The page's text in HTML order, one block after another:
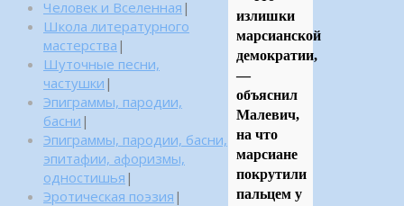
излишки
марсианской
демократии,
—
объяснил
Малевич,
на что
марсиане
покрутили
пальцем у
Человек и Вселенная |
Школа литературного
мастерства |
Шуточные песни,
частушки |
Эпиграммы, пародии,
басни |
Эпиграммы, пародии, басни,
эпитафии, афоризмы,
одностишья |
Эротическая поэзия |